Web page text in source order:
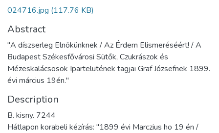
024716.jpg (117.76 KB)
Abstract
"A díszserleg Elnökünknek / Az Érdem Elismeréséért! / A
Budapest Székesfővárosi Sütők, Czukrászok és
Mézeskalácsosok Ipartelütének tagjai Graf Józsefnek 1899.
évi március 19én."
Description
B. kisny. 7244
Hátlapon korabeli kézírás: "1899 évi Marczius ho 19 én /